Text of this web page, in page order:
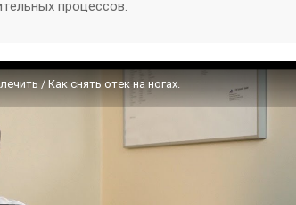
процессов.
/ Как снять отек на ногах.